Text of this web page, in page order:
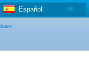
Español